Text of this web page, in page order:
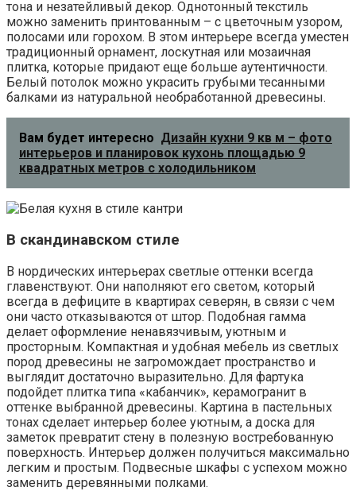
тона и незатейливый декор. Однотонный текстиль
можно заменить принтованным – с цветочным узором,
полосами или горохом. В этом интерьере всегда уместен
традиционный орнамент, лоскутная или мозаичная
плитка, которые придают еще больше аутентичности.
Белый потолок можно украсить грубыми тесанными
балками из натуральной необработанной древесины.
Вам будет интересно Дизайн кухни 9 кв м – фото
интерьеров и планировок кухонь площадью 9
квадратных метров с холодильником
В скандинавском стиле
В нордических интерьерах светлые оттенки всегда
главенствуют. Они наполняют его светом, который
всегда в дефиците в квартирах северян, в связи с чем
они часто отказываются от штор. Подобная гамма
делает оформление ненавязчивым, уютным и
просторным. Компактная и удобная мебель из светлых
пород древесины не загромождает пространство и
выглядит достаточно выразительно. Для фартука
подойдет плитка типа «кабанчик», керамогранит в
оттенке выбранной древесины. Картина в пастельных
тонах сделает интерьер более уютным, а доска для
заметок превратит стену в полезную востребованную
поверхность. Интерьер должен получиться максимально
легким и простым. Подвесные шкафы с успехом можно
заменить деревянными полками.